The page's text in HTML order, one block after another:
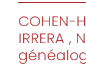
COHEN-
IRRERA